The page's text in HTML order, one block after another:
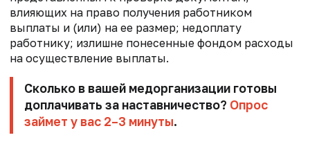
влияющих на право получения работником
выплаты и (или) на ее размер; недоплату
работнику; излишне понесенные фондом расходы
на осуществление выплаты.
Сколько в вашей медорганизации готовы
доплачивать за наставничество? Опрос
займет у вас 2–3 минуты.